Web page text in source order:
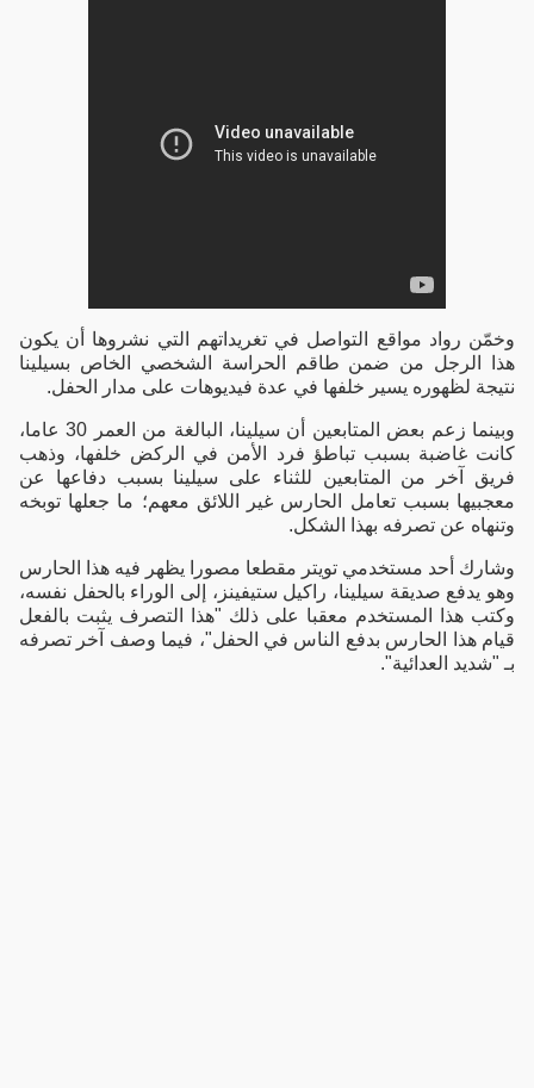
وخمّن رواد مواقع التواصل في تغريداتهم التي نشروها أن يكون
هذا الرجل من ضمن طاقم الحراسة الشخصي الخاص بسيلينا
نتيجة لظهوره يسير خلفها في عدة فيديوهات على مدار الحفل.
وبينما زعم بعض المتابعين أن سيلينا، البالغة من العمر 30 عاما،
كانت غاضبة بسبب تباطؤ فرد الأمن في الركض خلفها، وذهب
فريق آخر من المتابعين للثناء على سيلينا بسبب دفاعها عن
معجبيها بسبب تعامل الحارس غير اللائق معهم؛ ما جعلها توبخه
وتنهاه عن تصرفه بهذا الشكل.
وشارك أحد مستخدمي تويتر مقطعا مصورا يظهر فيه هذا الحارس
وهو يدفع صديقة سيلينا، راكيل ستيفينز، إلى الوراء بالحفل نفسه،
وكتب هذا المستخدم معقبا على ذلك "هذا التصرف يثبت بالفعل
قيام هذا الحارس بدفع الناس في الحفل"، فيما وصف آخر تصرفه
بـ "شديد العدائية".